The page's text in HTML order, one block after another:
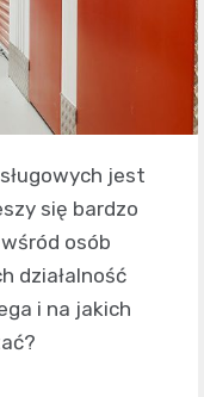
jest
się bardzo
osób
działalność
i na jakich